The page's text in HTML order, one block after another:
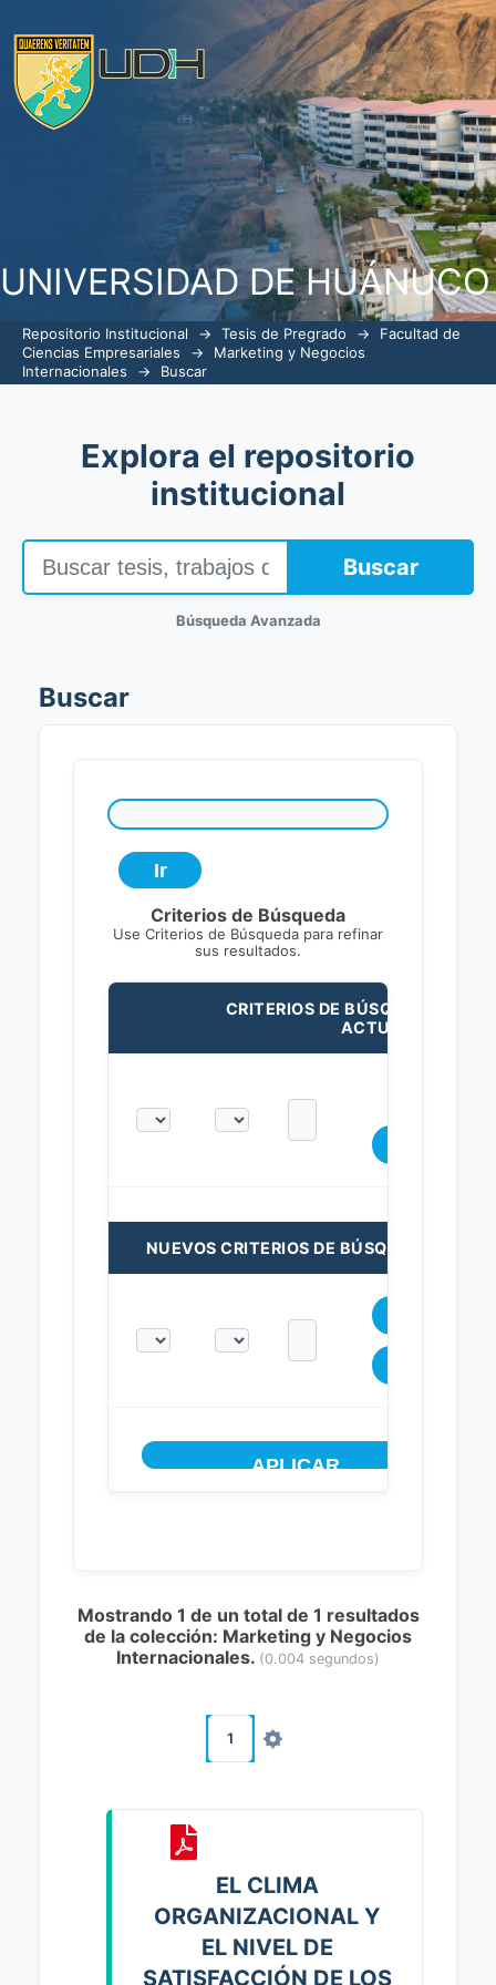
UNIVERSIDAD DE HUÁNUCO
Repositorio Institucional → Tesis de Pregrado →
Facultad de
Ciencias Empresariales
→
Marketing y Negocios
Internacionales
→ Buscar
Explora el repositorio
institucional
Buscar
Búsqueda Avanzada
Buscar
Criterios de Búsqueda
Use Criterios de Búsqueda para refinar
sus resultados.
CRITERIOS DE BÚSQUEDA
ACTUALES:
NUEVOS CRITERIOS DE BÚSQUEDA:
Mostrando 1 de un total de 1 resultados
de la colección: Marketing y Negocios
Internacionales. (0.004 segundos)
1
EL CLIMA
ORGANIZACIONAL Y
EL NIVEL DE
SATISFACCIÓN DE LOS